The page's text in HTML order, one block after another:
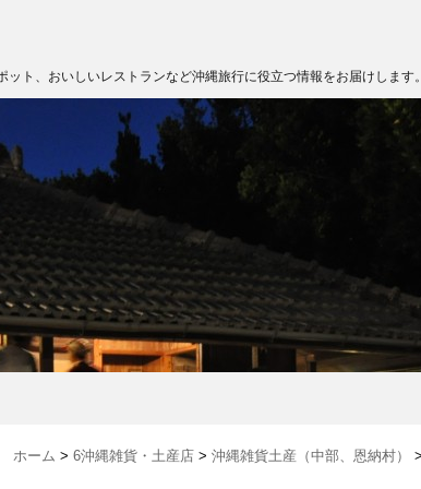
ト、おいしいレストランなど沖縄旅行に役立つ情報をお届けします
ホーム > 6沖縄雑貨・土産店 > 沖縄雑貨土産（中部、恩納村）